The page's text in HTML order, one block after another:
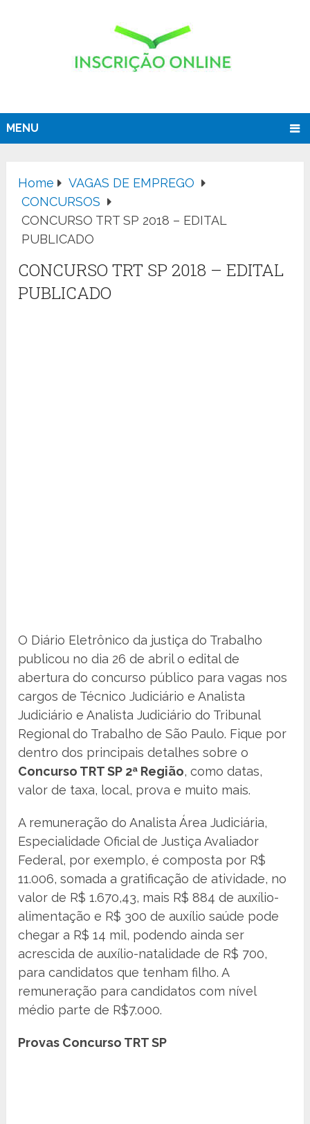
MENU
Home
VAGAS DE EMPREGO
CONCURSOS
CONCURSO TRT SP 2018 – EDITAL
PUBLICADO
CONCURSO TRT SP 2018 – EDITAL
PUBLICADO
O Diário Eletrônico da justiça do Trabalho
publicou no dia 26 de abril o edital de
abertura do concurso público para vagas nos
cargos de Técnico Judiciário e Analista
Judiciário e Analista Judiciário do Tribunal
Regional do Trabalho de São Paulo. Fique por
dentro dos principais detalhes sobre o
Concurso TRT SP 2ª Região, como datas,
valor de taxa, local, prova e muito mais.
A remuneração do Analista Área Judiciária,
Especialidade Oficial de Justiça Avaliador
Federal, por exemplo, é composta por R$
11.006, somada a gratificação de atividade, no
valor de R$ 1.670,43, mais R$ 884 de auxílio-
alimentação e R$ 300 de auxílio saúde pode
chegar a R$ 14 mil, podendo ainda ser
acrescida de auxílio-natalidade de R$ 700,
para candidatos que tenham filho. A
remuneração para candidatos com nível
médio parte de R$7.000.
Provas Concurso TRT SP